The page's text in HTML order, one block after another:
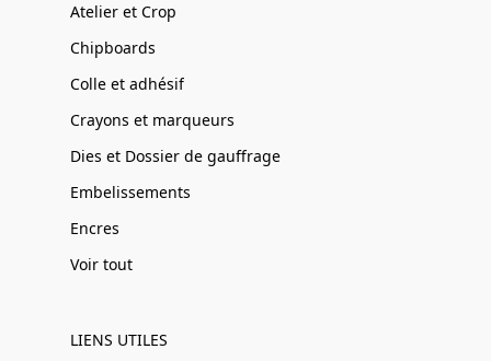
Atelier et Crop
Chipboards
Colle et adhésif
Crayons et marqueurs
Dies et Dossier de gauffrage
Embelissements
Encres
Voir tout
LIENS UTILES